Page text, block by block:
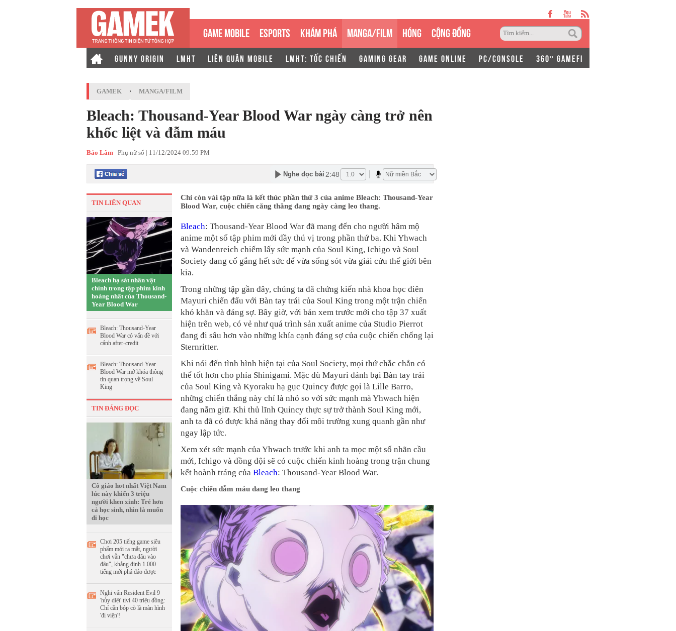
GAME MOBILE ESPORTS KHÁM PHÁ MANGA/FILM HÓNG CỘNG ĐỒNG
GUNNY ORIGIN LMHT LIÊN QUÂN MOBILE LMHT: TỐC CHIẾN GAMING GEAR GAME ONLINE PC/CONSOLE 360° GAMEFI
GAMEK › MANGA/FILM
Bleach: Thousand-Year Blood War ngày càng trở nên
khốc liệt và đẫm máu
Bảo Lâm Phụ nữ số | 11/12/2024 09:59 PM
Nghe đọc bài 2:48
TIN LIÊN QUAN
Bleach hạ sát nhân vật
chính trong tập phim kinh
hoàng nhất của Thousand-
Year Blood War
Bleach: Thousand-Year
Blood War có vấn đề với
cảnh after-credit
Bleach: Thousand-Year
Blood War mở khóa thông
tin quan trọng về Soul
King
TIN ĐÁNG ĐỌC
Cô giáo hot nhất Việt Nam
lúc này khiến 3 triệu
người khen xinh: Trẻ hơn
cả học sinh, nhìn là muốn
đi học
Chơi 205 tiếng game siêu
phẩm mới ra mắt, người
chơi vẫn "chưa đâu vào
đâu", khẳng định 1.000
tiếng mới phá đảo được
Nghi vấn Resident Evil 9
'hủy diệt' tivi 40 triệu đồng:
Chỉ cần bóp cò là màn hình
'đi viện'!
Chỉ còn vài tập nữa là kết thúc phần thứ 3 của anime Bleach: Thousand-Year
Blood War, cuộc chiến căng thẳng đang ngày càng leo thang.
Bleach: Thousand-Year Blood War đã mang đến cho người hâm mộ
anime một số tập phim mới đầy thú vị trong phần thứ ba. Khi Yhwach
và Wandenreich chiếm lấy sức mạnh của Soul King, Ichigo và Soul
Society đang cố gắng hết sức để vừa sống sót vừa giải cứu thế giới bên
kia.
Trong những tập gần đây, chúng ta đã chứng kiến nhà khoa học điên
Mayuri chiến đấu với Bàn tay trái của Soul King trong một trận chiến
khó khăn và đáng sợ. Bây giờ, với bản xem trước mới cho tập 37 xuất
hiện trên web, có vẻ như quá trình sản xuất anime của Studio Pierrot
đang đi sâu hơn vào những khía cạnh đáng sợ của cuộc chiến chống lại
Sternritter.
Khi nói đến tình hình hiện tại của Soul Society, mọi thứ chắc chắn có
thể tốt hơn cho phía Shinigami. Mặc dù Mayuri đánh bại Bàn tay trái
của Soul King và Kyoraku hạ gục Quincy được gọi là Lille Barro,
những chiến thắng này chỉ là nhỏ so với sức mạnh mà Yhwach hiện
đang nắm giữ. Khi thủ lĩnh Quincy thực sự trở thành Soul King mới,
anh ta đã có được khả năng thay đổi môi trường xung quanh gần như
ngay lập tức.
Xem xét sức mạnh của Yhwach trước khi anh ta mọc một số nhãn cầu
mới, Ichigo và đồng đội sẽ có cuộc chiến kinh hoàng trong trận chung
kết hoành tráng của Bleach: Thousand-Year Blood War.
Cuộc chiến đẫm máu đang leo thang